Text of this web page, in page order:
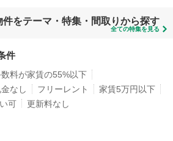
をテーマ・特集・間取りから探す
全ての特集を見る
件
料が家賃の55%以下
なし フリーレント
家賃5万円以下
可
更新料なし